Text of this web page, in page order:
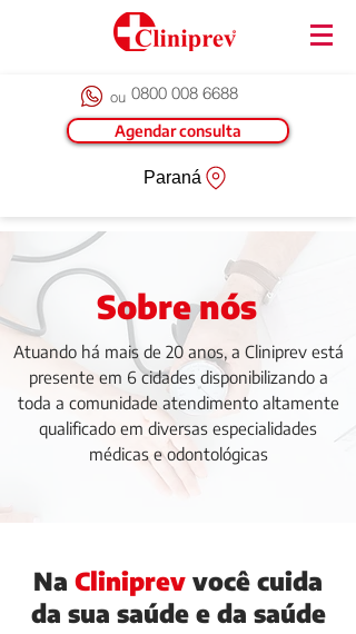
ou 0800 008 6688
Agendar consulta
Paraná
Sobre nós
Atuando há mais de 20 anos, a Cliniprev está
presente em 6 cidades disponibilizando a
toda a comunidade atendimento altamente
qualificado em diversas especialidades
médicas e odontológicas
Na Cliniprev você cuida
da sua saúde e da saúde